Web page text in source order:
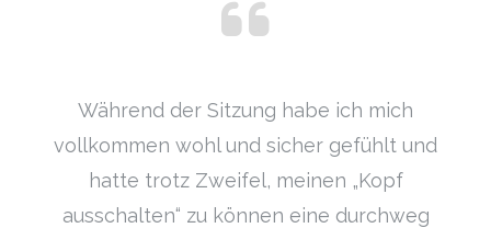
Während der Sitzung habe ich mich
vollkommen wohl und sicher gefühlt und
hatte trotz Zweifel, meinen „Kopf
ausschalten“ zu können eine durchweg